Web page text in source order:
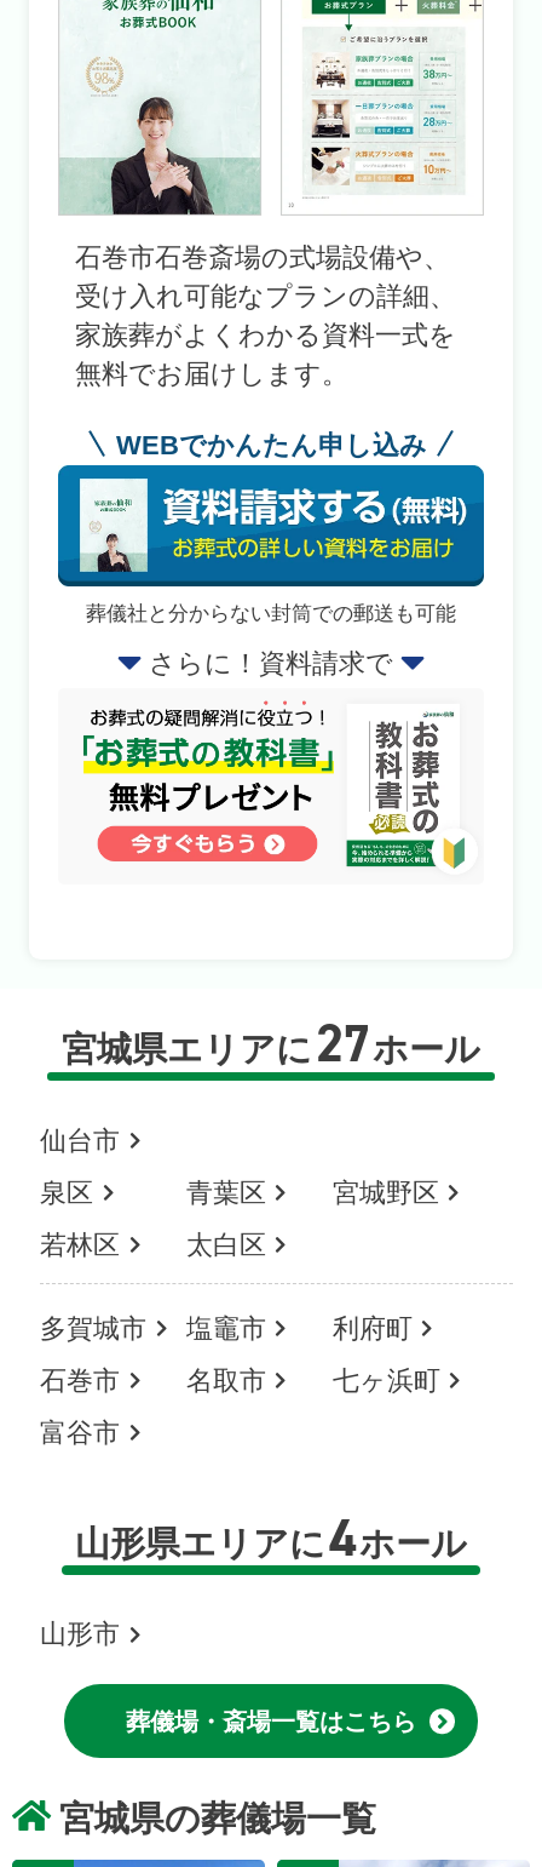
石巻市石巻斎場の式場設備や、
受け入れ可能なプランの詳細、
家族葬がよくわかる資料一式を
無料でお届けします。
WEBでかんたん申し込み
葬儀社と分からない封筒での郵送も可能
さらに！資料請求で
宮城県エリアに 27ホール
仙台市
泉区
青葉区
宮城野区
若林区
太白区
多賀城市 塩竈市
利府町
石巻市
名取市
七ヶ浜町
富谷市
山形県エリアに4ホール
山形市
葬儀場・斎場一覧はこちら
宮城県の葬儀場一覧